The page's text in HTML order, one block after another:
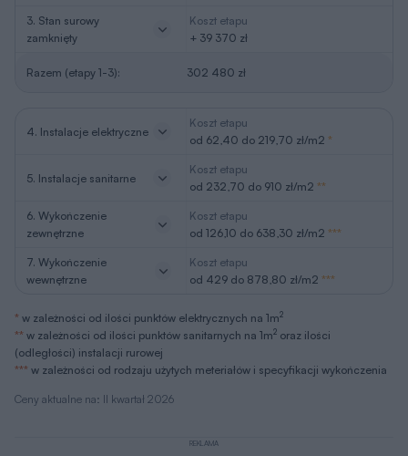
Ceny aktualne na: II kwartał 2026
3. Stan surowy
zamknięty
Koszt etapu
+ 39 370 zł
Razem (etapy 1-3): 302 480 zł
4. Instalacje elektryczne
Koszt etapu
od 62,40 do 219,70 zł/m2 *
5. Instalacje sanitarne
Koszt etapu
od 232,70 do 910 zł/m2 **
6. Wykończenie
zewnętrzne
Koszt etapu
od 126,10 do 638,30 zł/m2 ***
7. Wykończenie
wewnętrzne
Koszt etapu
od 429 do 878,80 zł/m2 ***
* w zależności od ilości punktów elektrycznych na 1m2
** w zależności od ilości punktów sanitarnych na 1m2 oraz ilości
(odległości) instalacji rurowej
*** w zależności od rodzaju użytych meteriałów i specyfikacji wykończenia
REKLAMA